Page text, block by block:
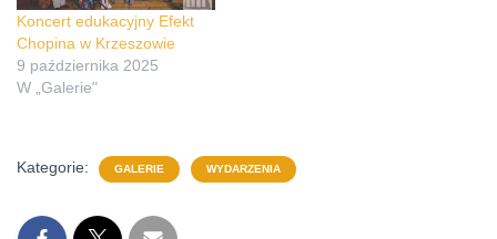
Koncert edukacyjny Efekt
Chopina w Krzeszowie
9 października 2025
W „Galerie"
Kategorie: GALERIE WYDARZENIA